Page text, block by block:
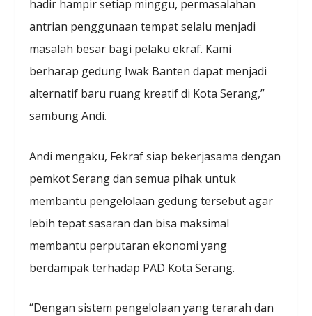
hadir hampir setiap minggu, permasalahan
antrian penggunaan tempat selalu menjadi
masalah besar bagi pelaku ekraf. Kami
berharap gedung Iwak Banten dapat menjadi
alternatif baru ruang kreatif di Kota Serang,”
sambung Andi.
Andi mengaku, Fekraf siap bekerjasama dengan
pemkot Serang dan semua pihak untuk
membantu pengelolaan gedung tersebut agar
lebih tepat sasaran dan bisa maksimal
membantu perputaran ekonomi yang
berdampak terhadap PAD Kota Serang.
“Dengan sistem pengelolaan yang terarah dan